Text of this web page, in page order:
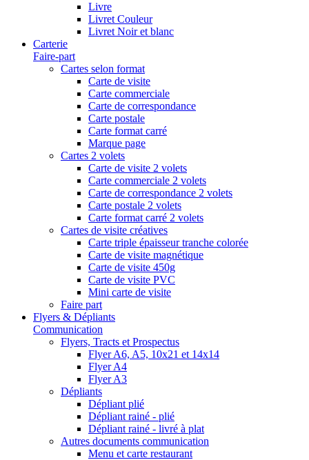
Livre
Livret Couleur
Livret Noir et blanc
Carterie
Faire-part
Cartes selon format
Carte de visite
Carte commerciale
Carte de correspondance
Carte postale
Carte format carré
Marque page
Cartes 2 volets
Carte de visite 2 volets
Carte commerciale 2 volets
Carte de correspondance 2 volets
Carte postale 2 volets
Carte format carré 2 volets
Cartes de visite créatives
Carte triple épaisseur tranche colorée
Carte de visite magnétique
Carte de visite 450g
Carte de visite PVC
Mini carte de visite
Faire part
Flyers & Dépliants
Communication
Flyers, Tracts et Prospectus
Flyer A6, A5, 10x21 et 14x14
Flyer A4
Flyer A3
Dépliants
Dépliant plié
Dépliant rainé - plié
Dépliant rainé - livré à plat
Autres documents communication
Menu et carte restaurant